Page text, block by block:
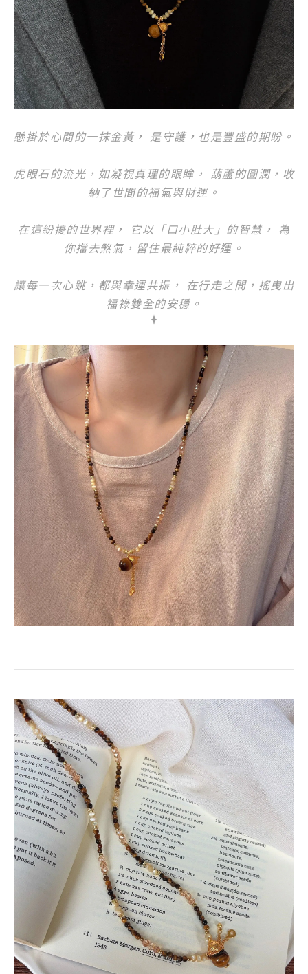
懸掛於心間的一抹金黃， 是守護，也是豐盛的期盼。
虎眼石的流光，如凝視真理的眼眸， 葫蘆的圓潤，收
納了世間的福氣與財運。
在這紛擾的世界裡， 它以「口小肚大」的智慧， 為
你擋去煞氣，留住最純粹的好運。
讓每一次心跳，都與幸運共振， 在行走之間，搖曳出
福祿雙全的安穩。